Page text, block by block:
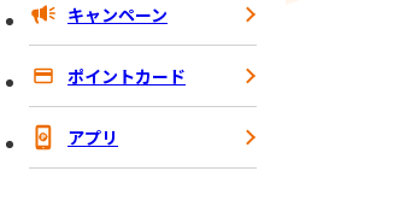
キャンペーン
ポイントカード
アプリ